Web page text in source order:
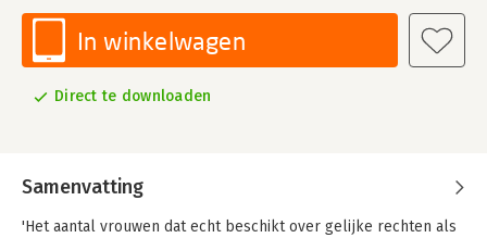
In winkelwagen
Direct te downloaden
Samenvatting
'Het aantal vrouwen dat echt beschikt over gelijke rechten als